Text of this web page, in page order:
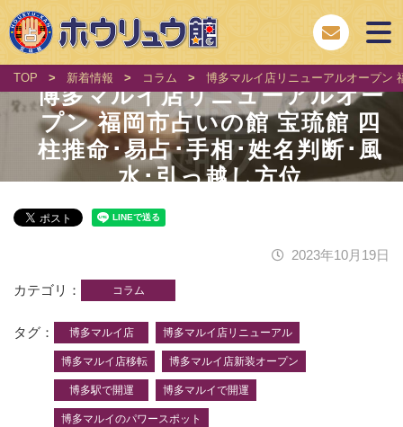
TOP > 新着情報 > コラム > 博多マルイ店リニューアルオープン
博多マルイ店リニューアルオー
プン 福岡市占いの館 宝琉館 四
柱推命･易占･手相･姓名判断･風
水･引っ越し方位
2023年10月19日
カテゴリ コラム
タグ 博多マルイ店 博多マルイ店リニューアル
博多マルイ店移転 博多マルイ店新装オープン
博多駅で開運 博多マルイで開運
博多マルイのパワースポット